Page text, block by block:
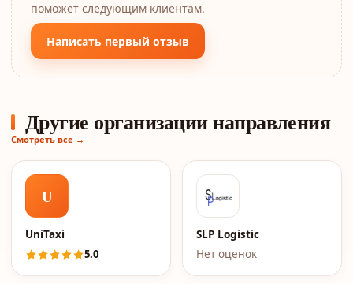
поможет следующим клиентам.
Написать первый отзыв
Другие организации направления
Смотреть все →
U
UniTaxi
5.0
SLP Logistic
Нет оценок